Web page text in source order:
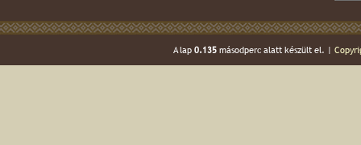
A lap 0.135másodperc alatt készült el. |